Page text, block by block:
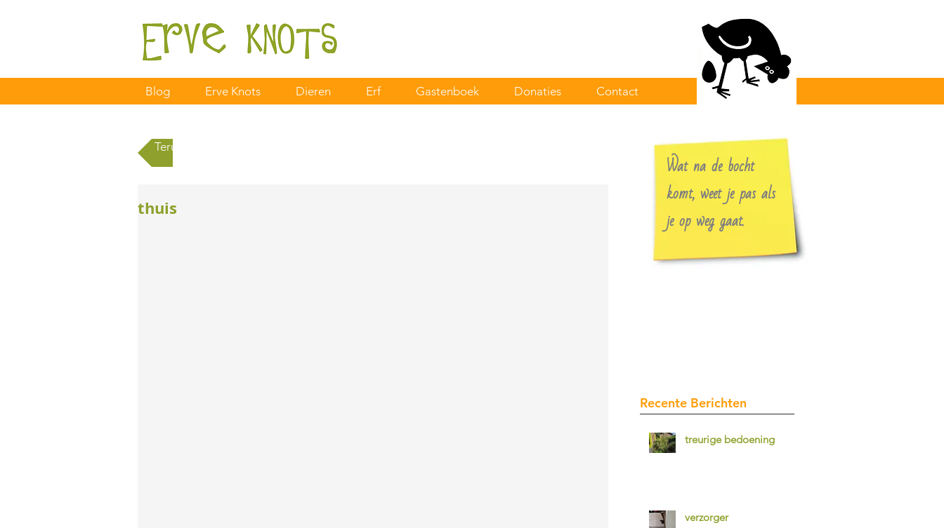
Blog Erve Knots Dieren Erf Gastenboek Donaties Contact
Terug naar alle berichten
thuis
Wat na de bocht
komt, weet je pas als
je op weg gaat.
Recente Berichten
treurige bedoening
verzorger